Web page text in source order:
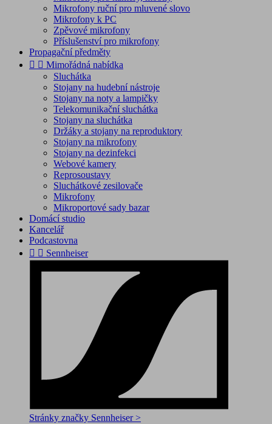
Mikrofony ruční pro mluvené slovo
Mikrofony k PC
Zpěvové mikrofony
Příslušenství pro mikrofony
Propagační předměty
  Mimořádná nabídka
Sluchátka
Stojany na hudební nástroje
Stojany na noty a lampičky
Telekomunikační sluchátka
Stojany na sluchátka
Držáky a stojany na reproduktory
Stojany na mikrofony
Stojany na dezinfekci
Webové kamery
Reprosoustavy
Sluchátkové zesilovače
Mikrofony
Mikroportové sady bazar
Domácí studio
Kancelář
Podcastovna
  Sennheiser
Stránky značky Sennheiser >